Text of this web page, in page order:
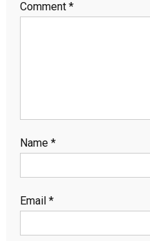
Comment *
Name *
Email *